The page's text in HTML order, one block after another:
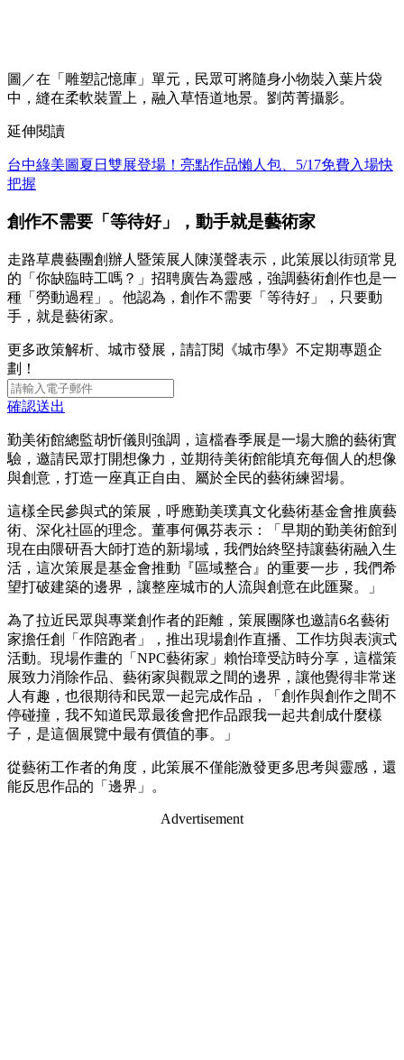
圖／在「雕塑記憶庫」單元，民眾可將隨身小物裝入葉片袋
中，縫在柔軟裝置上，融入草悟道地景。劉芮菁攝影。
延伸閱讀
台中綠美圖夏日雙展登場！亮點作品懶人包、5/17免費入場快
把握
創作不需要「等待好」，動手就是藝術家
走路草農藝團創辦人暨策展人陳漢聲表示，此策展以街頭常見
的「你缺臨時工嗎？」招聘廣告為靈感，強調藝術創作也是一
種「勞動過程」。他認為，創作不需要「等待好」，只要動
手，就是藝術家。
更多政策解析、城市發展，請訂閱《城市學》不定期專題企
劃！
確認送出
勤美術館總監胡忻儀則強調，這檔春季展是一場大膽的藝術實
驗，邀請民眾打開想像力，並期待美術館能填充每個人的想像
與創意，打造一座真正自由、屬於全民的藝術練習場。
這樣全民參與式的策展，呼應勤美璞真文化藝術基金會推廣藝
術、深化社區的理念。董事何佩芬表示：「早期的勤美術館到
現在由隈研吾大師打造的新場域，我們始終堅持讓藝術融入生
活，這次策展是基金會推動『區域整合』的重要一步，我們希
望打破建築的邊界，讓整座城市的人流與創意在此匯聚。」
為了拉近民眾與專業創作者的距離，策展團隊也邀請6名藝術
家擔任創「作陪跑者」，推出現場創作直播、工作坊與表演式
活動。現場作畫的「NPC藝術家」賴怡璋受訪時分享，這檔策
展致力消除作品、藝術家與觀眾之間的邊界，讓他覺得非常迷
人有趣，也很期待和民眾一起完成作品，「創作與創作之間不
停碰撞，我不知道民眾最後會把作品跟我一起共創成什麼樣
子，是這個展覽中最有價值的事。」
從藝術工作者的角度，此策展不僅能激發更多思考與靈感，還
能反思作品的「邊界」。
Advertisement